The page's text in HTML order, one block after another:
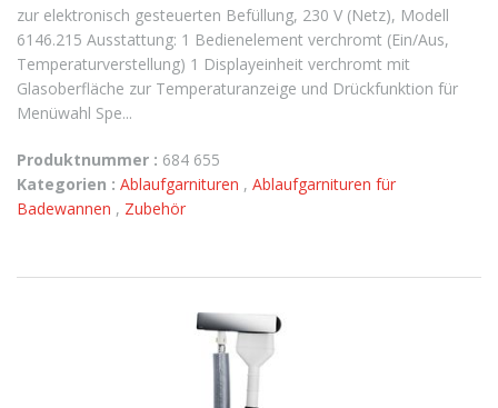
zur elektronisch gesteuerten Befüllung, 230 V (Netz), Modell
6146.215 Ausstattung: 1 Bedienelement verchromt (Ein/Aus,
Temperaturverstellung) 1 Displayeinheit verchromt mit
Glasoberfläche zur Temperaturanzeige und Drückfunktion für
Menüwahl Spe...
Produktnummer : 684 655
Kategorien : Ablaufgarnituren , Ablaufgarnituren für
Badewannen , Zubehör